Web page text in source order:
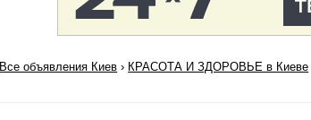
Все объявления Киев › КРАСОТА И ЗДОРОВЬЕ в Киеве